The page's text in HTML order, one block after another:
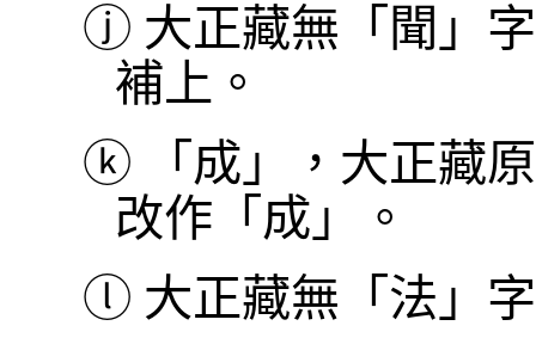
ⓙ 大正藏無「聞」
補上。
ⓚ
「成」，大正藏
改作「成」。
ⓛ 大正藏無「法」